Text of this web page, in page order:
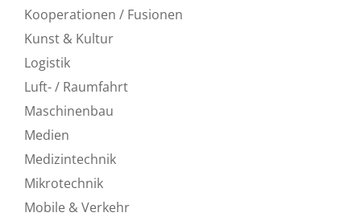
Kooperationen / Fusionen
Kunst & Kultur
Logistik
Luft- / Raumfahrt
Maschinenbau
Medien
Medizintechnik
Mikrotechnik
Mobile & Verkehr